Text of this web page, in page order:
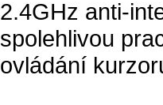
2.4GHz anti-
spolehlivou
ovládání